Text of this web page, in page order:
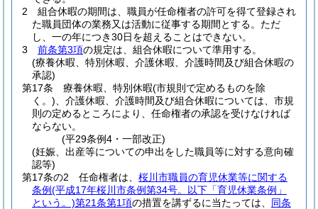
2
組合休暇の期間は、職員が任命権者の許可を得て登録され
た職員団体の業務又は活動に従事する期間とする。 ただ
し、一の年につき30日を超えることはできない。
3
前条第3項の規定は、組合休暇について準用する。
(療養休暇、特別休暇、介護休暇、介護時間及び組合休暇の
承認)
第17条
療養休暇、特別休暇(市規則で定めるものを除
く。) 、介護休暇、介護時間及び組合休暇については、市規
則の定めるところにより、任命権者の承認を受けなければ
ならない。
(平29条例4・一部改正)
(妊娠、出産等についての申出をした職員等に対する意向確
認等)
第17条の2
任命権者は、 桜川市職員の育児休業等に関する
条例(平成17年桜川市条例第34号。以下「育児休業条例」
という。)第21条第1項の措置を講ずるに当たっては、 同条